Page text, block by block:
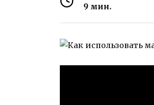
9 мин.